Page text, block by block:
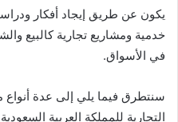
يكون عن طريق إيجاد أفكار
خدمية ومشاريع تجارية كالبيع
في الأسواق.
سنتطرق فيما يلي إلى عدة أنواع
التجارية للمملكة العربية